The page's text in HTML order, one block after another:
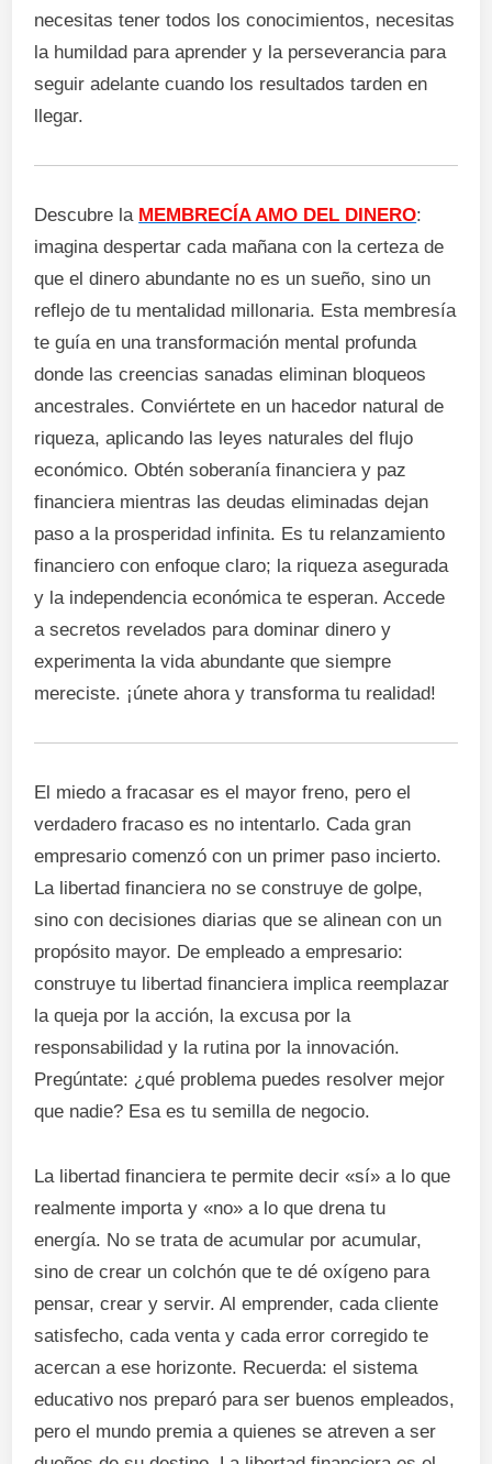
necesitas tener todos los conocimientos, necesitas
la humildad para aprender y la perseverancia para
seguir adelante cuando los resultados tarden en
llegar.
Descubre la MEMBRECÍA AMO DEL DINERO:
imagina despertar cada mañana con la certeza de
que el dinero abundante no es un sueño, sino un
reflejo de tu mentalidad millonaria. Esta membresía
te guía en una transformación mental profunda
donde las creencias sanadas eliminan bloqueos
ancestrales. Conviértete en un hacedor natural de
riqueza, aplicando las leyes naturales del flujo
económico. Obtén soberanía financiera y paz
financiera mientras las deudas eliminadas dejan
paso a la prosperidad infinita. Es tu relanzamiento
financiero con enfoque claro; la riqueza asegurada
y la independencia económica te esperan. Accede
a secretos revelados para dominar dinero y
experimenta la vida abundante que siempre
mereciste. ¡únete ahora y transforma tu realidad!
El miedo a fracasar es el mayor freno, pero el
verdadero fracaso es no intentarlo. Cada gran
empresario comenzó con un primer paso incierto.
La libertad financiera no se construye de golpe,
sino con decisiones diarias que se alinean con un
propósito mayor. De empleado a empresario:
construye tu libertad financiera implica reemplazar
la queja por la acción, la excusa por la
responsabilidad y la rutina por la innovación.
Pregúntate: ¿qué problema puedes resolver mejor
que nadie? Esa es tu semilla de negocio.
La libertad financiera te permite decir «sí» a lo que
realmente importa y «no» a lo que drena tu
energía. No se trata de acumular por acumular,
sino de crear un colchón que te dé oxígeno para
pensar, crear y servir. Al emprender, cada cliente
satisfecho, cada venta y cada error corregido te
acercan a ese horizonte. Recuerda: el sistema
educativo nos preparó para ser buenos empleados,
pero el mundo premia a quienes se atreven a ser